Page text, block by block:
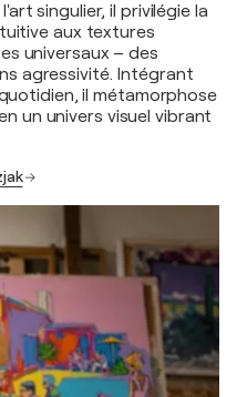
singulier, il privilégie la
aux textures
universaux – des
agressivité. Intégrant
il métamorphose
un univers visuel vibrant